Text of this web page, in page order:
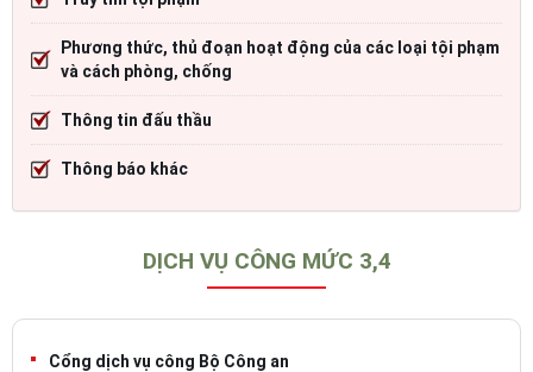
Phương thức, thủ đoạn hoạt động của các loại tội phạm
và cách phòng, chống
Thông tin đấu thầu
Thông báo khác
DỊCH VỤ CÔNG MỨC 3,4
Cổng dịch vụ công Bộ Công an